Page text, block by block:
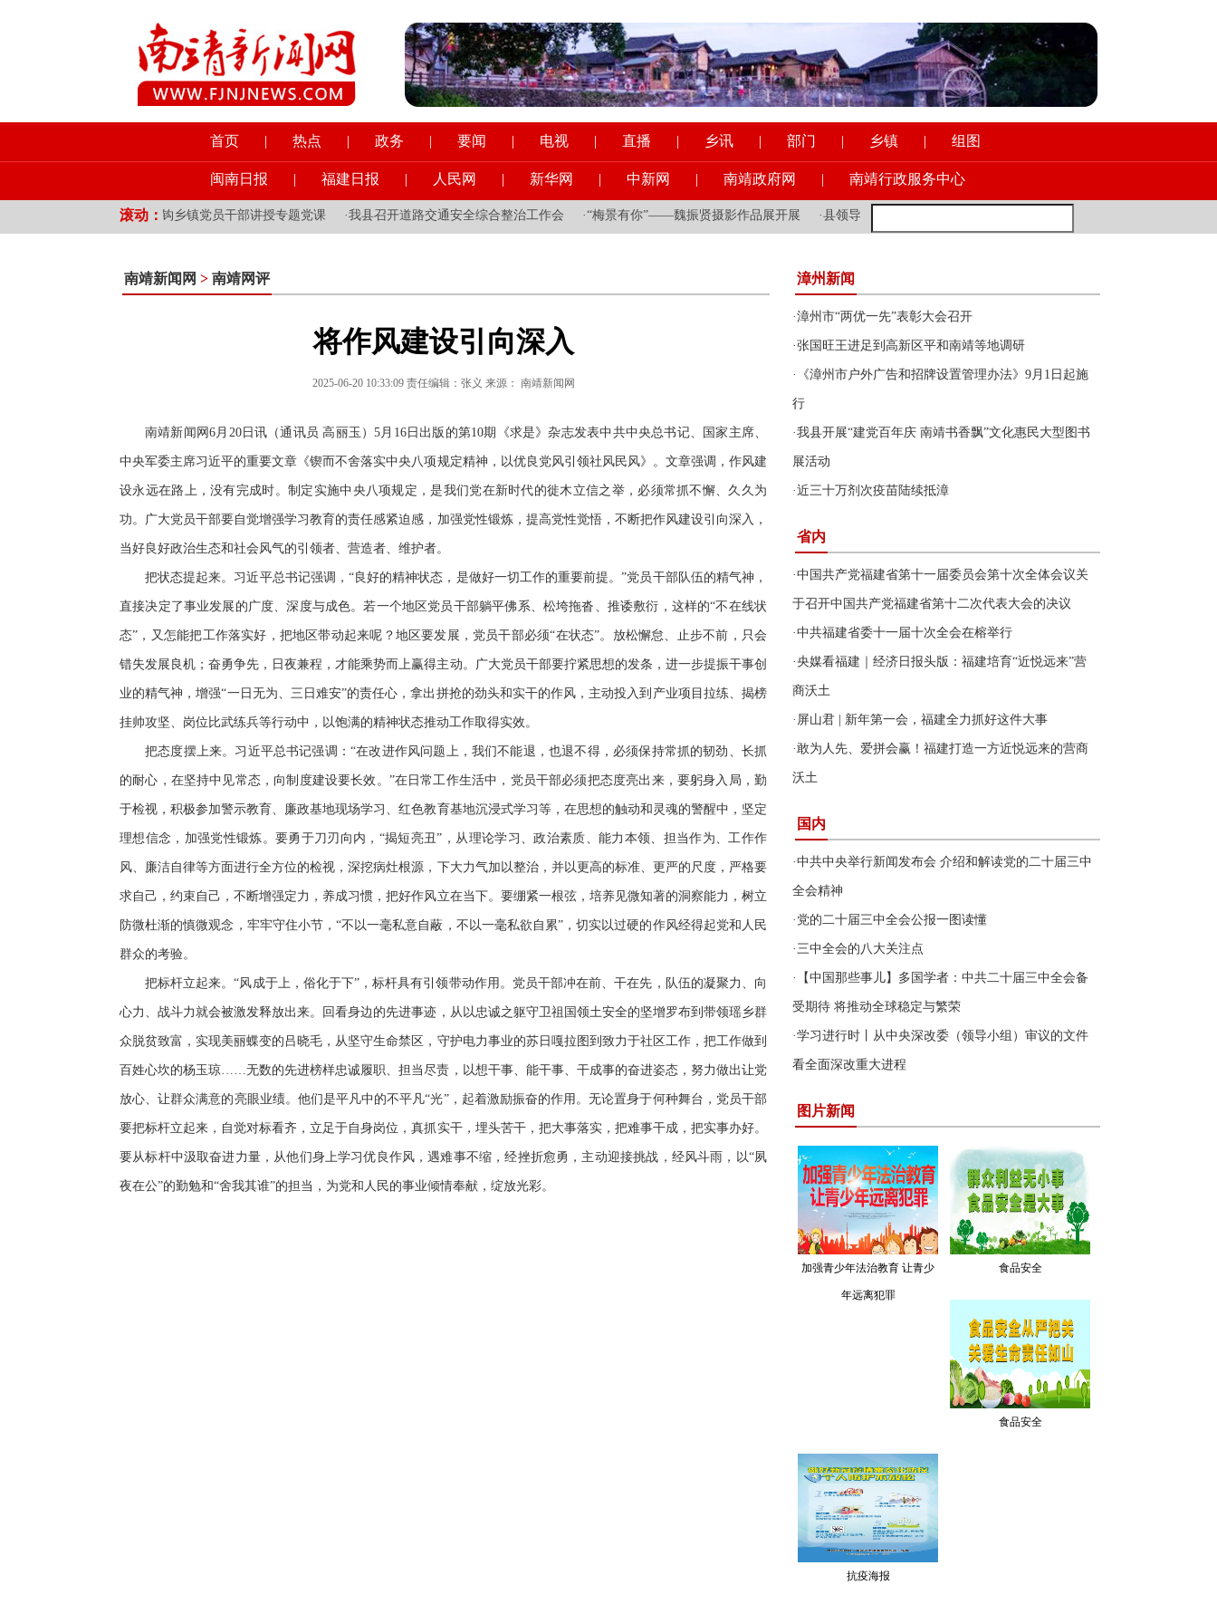
首页 | 热点 | 政务 | 要闻 | 电视 | 直播 | 乡讯 | 部门 | 乡镇 | 组图
闽南日报 | 福建日报 | 人民网 | 新华网 | 中新网 | 南靖政府网 | 南靖行政服务中心
滚动：
县领导为分管领域和挂钩乡镇党员干部讲授专题党课 ·我县召开道路交通安全综合整治工作会 ·“梅景有你”——魏振贤摄影作品展开展 ·县领导到县一职校调研意识形态工作
南靖新闻网 > 南靖网评
将作风建设引向深入
2025-06-20 10:33:09 责任编辑：张义 来源： 南靖新闻网
南靖新闻网6月20日讯（通讯员 高丽玉）5月16日出版的第10期《求是》杂志发表中共中央总书记、国家主席、
中央军委主席习近平的重要文章《锲而不舍落实中央八项规定精神，以优良党风引领社风民风》。文章强调，作风建
设永远在路上，没有完成时。制定实施中央八项规定，是我们党在新时代的徙木立信之举，必须常抓不懈、久久为
功。广大党员干部要自觉增强学习教育的责任感紧迫感，加强党性锻炼，提高党性觉悟，不断把作风建设引向深入，
当好良好政治生态和社会风气的引领者、营造者、维护者。
把状态提起来。习近平总书记强调，“良好的精神状态，是做好一切工作的重要前提。”党员干部队伍的精气神，
直接决定了事业发展的广度、深度与成色。若一个地区党员干部躺平佛系、松垮拖沓、推诿敷衍，这样的“不在线状
态”，又怎能把工作落实好，把地区带动起来呢？地区要发展，党员干部必须“在状态”。放松懈怠、止步不前，只会
错失发展良机；奋勇争先，日夜兼程，才能乘势而上赢得主动。广大党员干部要拧紧思想的发条，进一步提振干事创
业的精气神，增强“一日无为、三日难安”的责任心，拿出拼抢的劲头和实干的作风，主动投入到产业项目拉练、揭榜
挂帅攻坚、岗位比武练兵等行动中，以饱满的精神状态推动工作取得实效。
把态度摆上来。习近平总书记强调：“在改进作风问题上，我们不能退，也退不得，必须保持常抓的韧劲、长抓
的耐心，在坚持中见常态，向制度建设要长效。”在日常工作生活中，党员干部必须把态度亮出来，要躬身入局，勤
于检视，积极参加警示教育、廉政基地现场学习、红色教育基地沉浸式学习等，在思想的触动和灵魂的警醒中，坚定
理想信念，加强党性锻炼。要勇于刀刃向内，“揭短亮丑”，从理论学习、政治素质、能力本领、担当作为、工作作
风、廉洁自律等方面进行全方位的检视，深挖病灶根源，下大力气加以整治，并以更高的标准、更严的尺度，严格要
求自己，约束自己，不断增强定力，养成习惯，把好作风立在当下。要绷紧一根弦，培养见微知著的洞察能力，树立
防微杜渐的慎微观念，牢牢守住小节，“不以一毫私意自蔽，不以一毫私欲自累”，切实以过硬的作风经得起党和人民
群众的考验。
把标杆立起来。“风成于上，俗化于下”，标杆具有引领带动作用。党员干部冲在前、干在先，队伍的凝聚力、向
心力、战斗力就会被激发释放出来。回看身边的先进事迹，从以忠诚之躯守卫祖国领土安全的坚增罗布到带领瑶乡群
众脱贫致富，实现美丽蝶变的吕晓毛，从坚守生命禁区，守护电力事业的苏日嘎拉图到致力于社区工作，把工作做到
百姓心坎的杨玉琼……无数的先进榜样忠诚履职、担当尽责，以想干事、能干事、干成事的奋进姿态，努力做出让党
放心、让群众满意的亮眼业绩。他们是平凡中的不平凡“光”，起着激励振奋的作用。无论置身于何种舞台，党员干部
要把标杆立起来，自觉对标看齐，立足于自身岗位，真抓实干，埋头苦干，把大事落实，把难事干成，把实事办好。
要从标杆中汲取奋进力量，从他们身上学习优良作风，遇难事不缩，经挫折愈勇，主动迎接挑战，经风斗雨，以“夙
夜在公”的勤勉和“舍我其谁”的担当，为党和人民的事业倾情奉献，绽放光彩。
漳州新闻
·漳州市“两优一先”表彰大会召开
·张国旺王进足到高新区平和南靖等地调研
· 《漳州市户外广告和招牌设置管理办法》9月1日起施
行
·我县开展“建党百年庆 南靖书香飘”文化惠民大型图书
展活动
·近三十万剂次疫苗陆续抵漳
省内
·中国共产党福建省第十一届委员会第十次全体会议关
于召开中国共产党福建省第十二次代表大会的决议
·中共福建省委十一届十次全会在榕举行
·央媒看福建｜经济日报头版：福建培育“近悦远来”营
商沃土
· 屏山君 | 新年第一会，福建全力抓好这件大事
·敢为人先、爱拼会赢！福建打造一方近悦远来的营商
沃土
国内
·中共中央举行新闻发布会 介绍和解读党的二十届三中
全会精神
· 党的二十届三中全会公报一图读懂
·三中全会的八大关注点
· 【中国那些事儿】多国学者：中共二十届三中全会备
受期待 将推动全球稳定与繁荣
·学习进行时丨从中央深改委（领导小组）审议的文件
看全面深改重大进程
图片新闻
加强青少年法治教育 让青少
年远离犯罪
食品安全
食品安全
抗疫海报